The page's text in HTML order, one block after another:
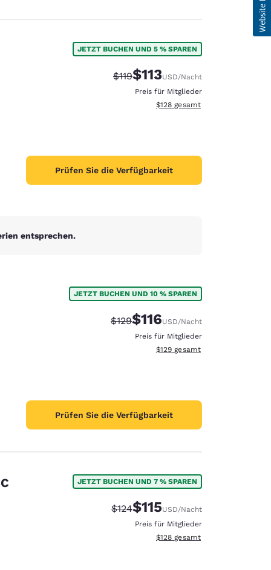
JETZT BUCHEN UND 5 % SPAREN
Durchgestrichener Preis:
$119Vergünstigter Preis:
$113USD/Nacht
Preis für Mitglieder
Geschätzte Gesamtdetails
$128 gesamt
Prüfen Sie die Verfügbarkeit
entsprechen.
JETZT BUCHEN UND 10 % SPAREN
Durchgestrichener Preis:
$129Vergünstigter Preis:
$116USD/Nacht
Preis für Mitglieder
Geschätzte Gesamtdetails
$129 gesamt
Prüfen Sie die Verfügbarkeit
JETZT BUCHEN UND 7 % SPAREN
Durchgestrichener Preis:
$124Vergünstigter Preis:
$115USD/Nacht
Preis für Mitglieder
Geschätzte Gesamtdetails
$128 gesamt